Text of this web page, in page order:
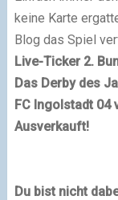
keine Karte
Blog das Spiel
Live-Ticker 2.
Das Derby des
FC Ingolstadt 04
Ausverkauft!
Du bist nicht